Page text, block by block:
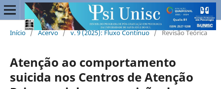
Início / Acervo / v. 9 (2025): Fluxo Contínuo / Revisão Teórica
Atenção ao comportamento
suicida nos Centros de Atenção